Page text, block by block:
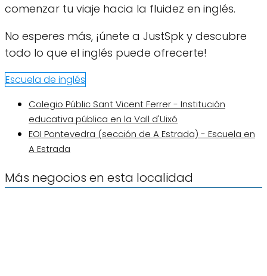
comenzar tu viaje hacia la fluidez en inglés.
No esperes más, ¡únete a JustSpk y descubre
todo lo que el inglés puede ofrecerte!
Escuela de inglés
Colegio Públic Sant Vicent Ferrer - Institución
educativa pública en la Vall d'Uixó
EOI Pontevedra (sección de A Estrada) - Escuela en
A Estrada
Más negocios en esta localidad